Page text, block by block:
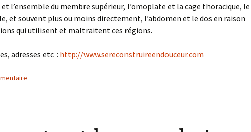
et l’ensemble du membre supérieur, l’omoplate et la cage thoracique, le
et souvent plus ou moins directement, l’abdomen et le dos en raison
qui utilisent et maltraitent ces régions.
adresses etc : http://www.sereconstruireendouceur.com